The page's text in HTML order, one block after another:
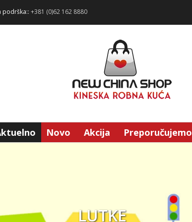
podrška:: +381 (0)62 162 8880
Novo Akcija Preporučujemo
LUTKE